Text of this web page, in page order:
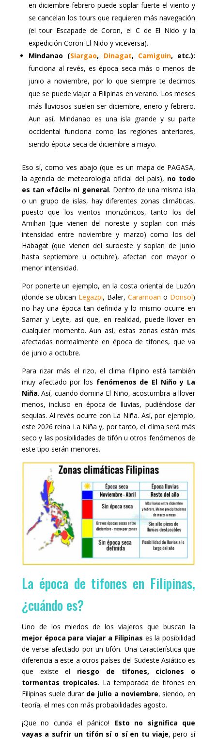
en diciembre-febrero puede soplar fuerte el viento y
se cancelan los tours que requieren más navegación
(el tour Escapade de Coron, el C de El Nido y la
expedición Coron-El Nido y viceversa).
Mindanao (Siargao, Dinagat, Camiguin, etc.):
funciona al revés, es época seca más o menos de
junio a noviembre, por lo que siempre te decimos
que se puede viajar a Filipinas en verano. Los meses
más lluviosos suelen ser diciembre, enero y febrero.
Aun así, Mindanao es una isla grande y su parte
occidental funciona como las regiones anteriores,
siendo época seca de diciembre a mayo.
Eso sí, como ves abajo (que es un mapa de PAGASA,
la agencia de meteorología oficial del país), no todo
es tan «fácil» ni general. Dentro de una misma isla
o un grupo de islas, hay diferentes zonas climáticas,
puesto que los vientos monzónicos, tanto los del
Amihan (que vienen del noreste y soplan con más
intensidad entre noviembre y marzo) como los del
Habagat (que vienen del suroeste y soplan de junio
hasta septiembre u octubre), afectan con mayor o
menor intensidad.
Por ponerte un ejemplo, en la costa oriental de Luzón
(donde se ubican Legazpi, Baler,Caramoan o Donsol)
no hay una época tan definida y lo mismo ocurre en
Samar y Leyte, así que, en realidad, puede llover en
cualquier momento. Aun así, estas zonas están más
afectadas normalmente en época de tifones, que va
de junio a octubre.
Para rizar más el rizo, el clima filipino está también
muy afectado por los fenómenos de El Niño y La
Niña. Así, cuando domina El Niño, acostumbra a llover
menos, incluso en época de lluvias, pudiéndose dar
sequías. Al revés ocurre con La Niña. Así, por ejemplo,
este 2026 reina La Niña y, por tanto, el clima será más
seco y las posibilidades de tifón u otros fenómenos de
este tipo serán menores.
La época de tifones en Filipinas,
¿cuándo es?
Uno de los miedos de los viajeros que buscan la
mejor época para viajar a Filipinas es la posibilidad
de verse afectado por un tifón. Una característica que
diferencia a este a otros países del Sudeste Asiático es
que existe el riesgo de tifones, ciclones o
tormentas tropicales. La temporada de tifones en
Filipinas suele durar de julio a noviembre, siendo, en
teoría, el mes con más probabilidades agosto.
¡Que no cunda el pánico! Esto no significa que
vayas a sufrir un tifón sí o sí en tu viaje, pero sí